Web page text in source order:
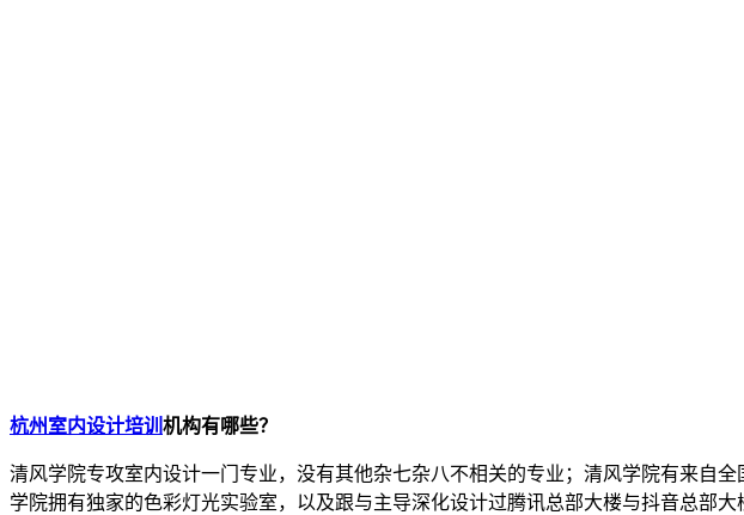
杭州室内设计培训 机构有哪些？
清风学院专攻室内设计一门专业，没有其他杂七杂八不相关的专业；清风学院有来自
学院拥有独家的色彩灯光实验室，以及跟与主导深化设计过腾讯总部大楼与抖音总部